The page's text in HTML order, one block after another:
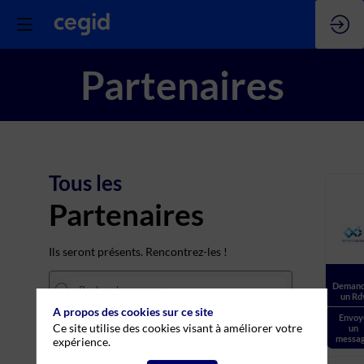
Partenaires
Tous les
Partenaires
Ils seront présents. Rencontrez-les !
THÈMES
un
un
A propos des cookies sur ce site
Ce site utilise des cookies visant à améliorer votre
expérience.